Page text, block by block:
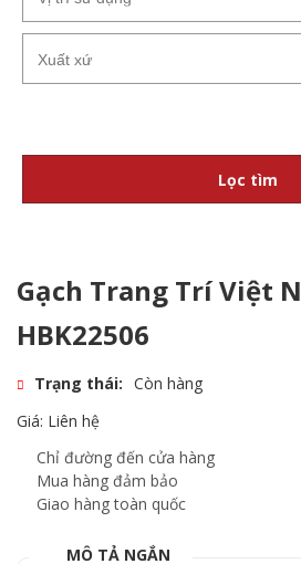
Lọc tìm
Gạch Trang Trí Việt
HBK22506
Trạng thái: Còn hàng
Giá: Liên hệ
Chỉ đường đến cửa hàng
Mua hàng đảm bảo
Giao hàng toàn quốc
MÔ TẢ NGẮN